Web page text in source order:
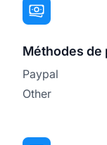
Méthodes de
Paypal
Other